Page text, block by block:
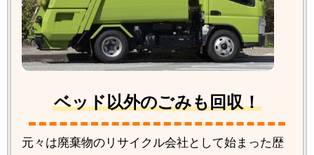
ベッド以外のごみも回収！
元々は廃棄物のリサイクル会社として始まった歴